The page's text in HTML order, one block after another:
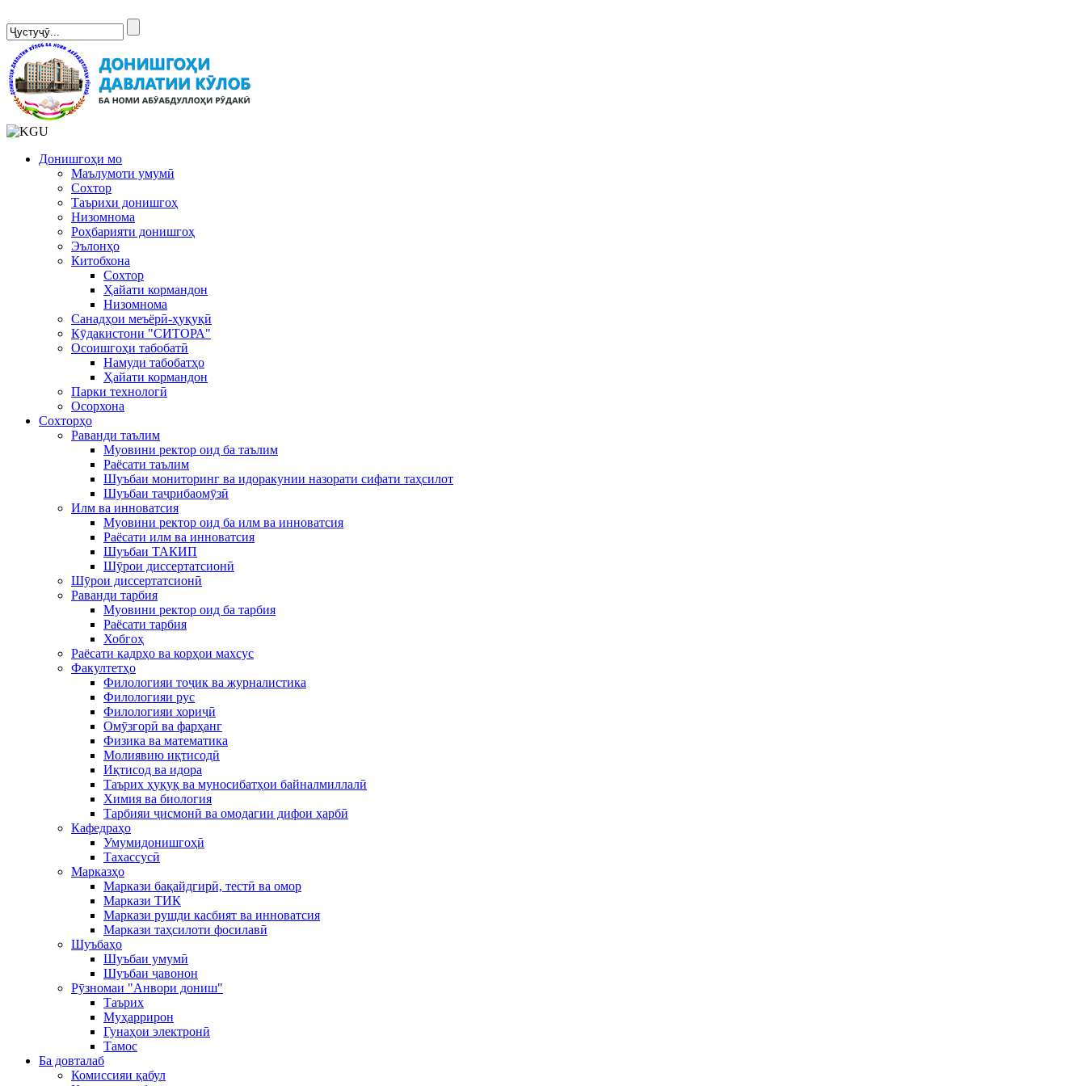
Донишгоҳи мо
Маълумоти умумӣ
Сохтор
Таърихи донишгоҳ
Низомнома
Роҳбарияти донишгоҳ
Эълонҳо
Китобхона
Сохтор
Ҳайати кормандон
Низомнома
Санадҳои меъёрӣ-ҳуқуқӣ
Кӯдакистони "СИТОРА"
Осоишгоҳи табобатӣ
Намуди табобатҳо
Ҳайати кормандон
Парки технологӣ
Осорхона
Сохторҳо
Раванди таълим
Муовини ректор оид ба таълим
Раёсати таълим
Шуъбаи мониторинг ва идоракунии назорати сифати таҳсилот
Шуъбаи таҷрибаомӯзӣ
Илм ва инноватсия
Муовини ректор оид ба илм ва инноватсия
Раёсати илм ва инноватсия
Шуъбаи ТАКИП
Шӯрои диссертатсионӣ
Шӯрои диссертатсионӣ
Раванди тарбия
Муовини ректор оид ба тарбия
Раёсати тарбия
Хобгоҳ
Раёсати кадрҳо ва корҳои махсус
Факултетҳо
Филологияи тоҷик ва журналистика
Филологияи рус
Филологияи хориҷӣ
Омӯзгорӣ ва фарҳанг
Физика ва математика
Молиявию иқтисодӣ
Иқтисод ва идора
Таърих ҳуқуқ ва муносибатҳои байналмиллалӣ
Химия ва биология
Тарбияи ҷисмонӣ ва омодагии дифои ҳарбӣ
Кафедраҳо
Умумидонишгоҳӣ
Тахассусӣ
Марказҳо
Маркази бақайдгирӣ, тестӣ ва омор
Маркази ТИК
Маркази рушди касбият ва инноватсия
Маркази таҳсилоти фосилавӣ
Шуъбаҳо
Шуъбаи умумӣ
Шуъбаи ҷавонон
Рӯзномаи "Анвори дониш"
Таърих
Муҳаррирон
Гунаҳои электронӣ
Тамос
Ба довталаб
Комиссияи қабул